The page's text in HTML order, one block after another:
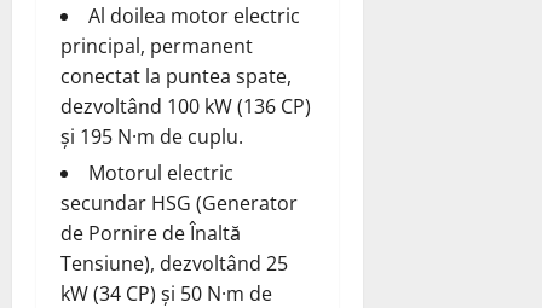
Al doilea motor electric
principal, permanent
conectat la puntea spate,
dezvoltând 100 kW (136 CP)
și 195 N·m de cuplu.
Motorul electric
secundar HSG (Generator
de Pornire de Înaltă
Tensiune), dezvoltând 25
kW (34 CP) și 50 N·m de